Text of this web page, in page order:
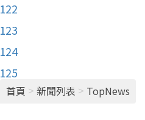
122
123
124
125
首頁 > 新聞列表 > TopNews